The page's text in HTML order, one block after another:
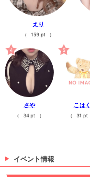
えり
（ 159 pt ）
4
さや
（ 34 pt ）
5
こはく
（ 31 pt
イベント情報